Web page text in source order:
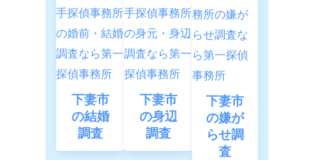
下妻市
の結婚
調査
下妻市
の身辺
調査
下妻市
の嫌が
らせ調
査